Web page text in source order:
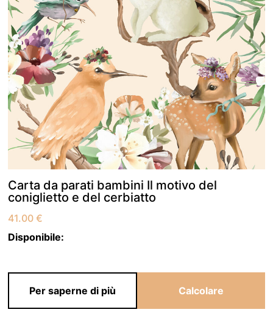
Carta da parati bambini Il motivo del
coniglietto e del cerbiatto
41.00€
Disponibile:
Per saperne di più Calcolare